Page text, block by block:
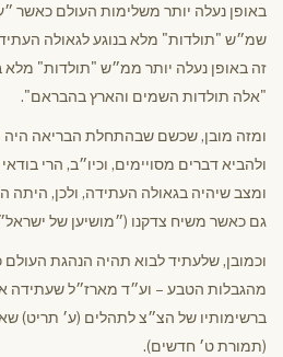
באופן נעלה יותר משלימות העולם כאשר
שמ״ש "תולדות" מלא בנוגע לגאולה
זה באופן נעלה יותר ממ״ש "תולדות"
"אלה תולדות השמים והארץ בהבראם".
ומזה מובן, שכשם שבהתחלת הבריאה היה
ולהביא דברים מסויימים, וכיו״ב, הרי
ומצב שיהיה בגאולה העתידה, ולכן, היתה
גם כאשר משיח צדקנו (״מושיען של
וכמובן, שלעתיד לבוא תהיה הנהגת העולם
מהגבלות הטבע – וע״ד מארז״ל שעתידה
ברשימותיו של הצ״צ לתהלים (ע׳ תריט)
(תמורת ט׳ חדשים).